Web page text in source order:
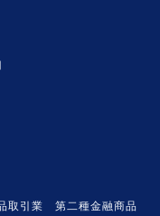
取引業 第二種金融商品